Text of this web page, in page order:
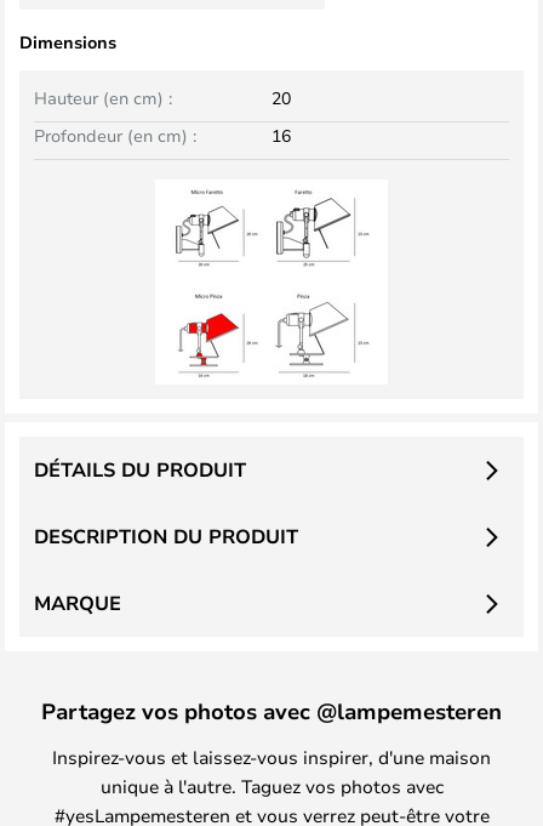
Dimensions
Hauteur (en cm) :
20
Profondeur (en cm) :
16
DESCRIPTION DU PRODUIT
DÉTAILS DU PRODUIT
MARQUE
Partagez vos photos avec @lampemesteren
Inspirez-vous et laissez-vous inspirer, d'une maison
unique à l'autre. Taguez vos photos avec
#yesLampemesteren et vous verrez peut-être votre